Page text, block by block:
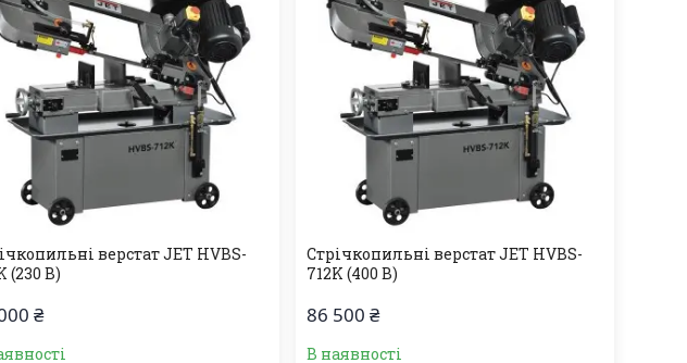
верстат JET HVBS-
(230 В)
₴
Стрічкопильні верстат JET HVBS-
712K (400 В)
86 500 ₴
В наявності